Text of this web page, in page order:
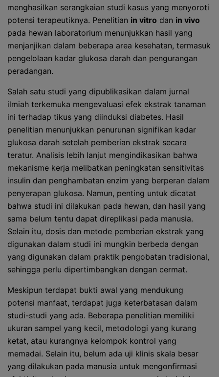
menghasilkan serangkaian studi kasus yang menyoroti
potensi terapeutiknya. Penelitian in vitro dan in vivo
pada hewan laboratorium menunjukkan hasil yang
menjanjikan dalam beberapa area kesehatan, termasuk
pengelolaan kadar glukosa darah dan pengurangan
peradangan.
Salah satu studi yang dipublikasikan dalam jurnal
ilmiah terkemuka mengevaluasi efek ekstrak tanaman
ini terhadap tikus yang diinduksi diabetes. Hasil
penelitian menunjukkan penurunan signifikan kadar
glukosa darah setelah pemberian ekstrak secara
teratur. Analisis lebih lanjut mengindikasikan bahwa
mekanisme kerja melibatkan peningkatan sensitivitas
insulin dan penghambatan enzim yang berperan dalam
penyerapan glukosa. Namun, penting untuk dicatat
bahwa studi ini dilakukan pada hewan, dan hasil yang
sama belum tentu dapat direplikasi pada manusia.
Selain itu, dosis dan metode pemberian ekstrak yang
digunakan dalam studi ini mungkin berbeda dengan
yang digunakan dalam praktik pengobatan tradisional,
sehingga perlu dipertimbangkan dengan cermat.
Meskipun terdapat bukti awal yang mendukung
potensi manfaat, terdapat juga keterbatasan dalam
studi-studi yang ada. Beberapa penelitian memiliki
ukuran sampel yang kecil, metodologi yang kurang
ketat, atau kurangnya kelompok kontrol yang
memadai. Selain itu, belum ada uji klinis skala besar
yang dilakukan pada manusia untuk mengonfirmasi